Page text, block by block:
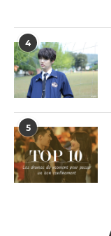
4
5